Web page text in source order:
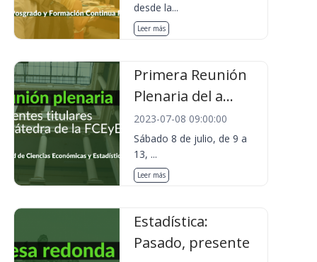
desde la...
Leer más
Primera Reunión
Plenaria del a...
2023-07-08 09:00:00
Sábado 8 de julio, de 9 a
13, ...
Leer más
Estadística:
Pasado, presente